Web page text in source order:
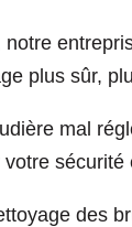
plus sûr,
mal
des